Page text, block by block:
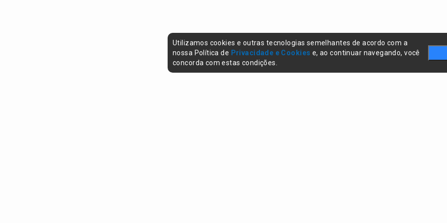
Utilizamos cookies e outras tecnologias semelhantes de acordo com a
nossa Política de Privacidade e Cookies e, ao continuar navegando, você
concorda com estas condições.